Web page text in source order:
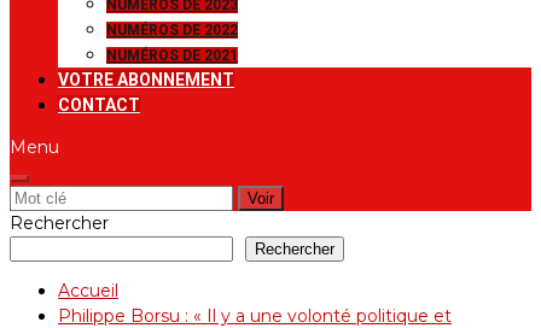
NUMÉROS DE 2023
NUMÉROS DE 2022
NUMÉROS DE 2021
VOTRE ABONNEMENT
CONTACT
Menu
Rechercher:
Rechercher
Rechercher
Accueil
Philippe Borsu : « Il y a une volonté politique et